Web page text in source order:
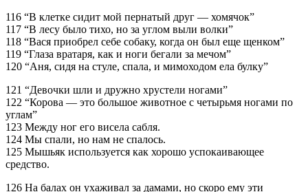
116 “В клетке сидит мой пернатый друг — хомячок”
117 “В лесу было тихо, но за углом выли волки”
118 “Вася приобрел себе собаку, когда он был еще щенком”
119 “Глаза вратаря, как и ноги бегали за мечом”
120 “Аня, сидя на стуле, спала, и мимоходом ела булку”
121 “Девочки шли и дружно хрустели ногами”
122 “Корова — это большое животное с четырьмя ногами по
углам”
123 Между ног его висела сабля.
124 Мы спали, но нам не спалось.
125 Мышьяк используется как хорошо успокаивающее
средство.
126 На балах он ухаживал за дамами, но скоро ему эти